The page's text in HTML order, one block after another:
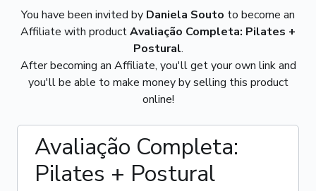
You have been invited by Daniela Souto to become an
Affiliate with productAvaliação Completa: Pilates +
Postural.
After becoming an Affiliate, you'll get your own link and
you'll be able to make money by selling this product
online!
Avaliação Completa:
Pilates + Postural